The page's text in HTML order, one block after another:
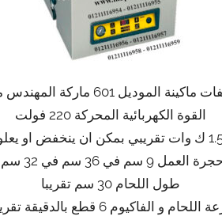
الموديل 601 ماركة المهندس منسى
القوة الكهربائية المحركة 220 فولت
سم في 36 سم في 32 سم تقريبا
طول اللحام 30 سم تقريبا
و الفاكيوم 6 قطع بالدقيقة تقريبي